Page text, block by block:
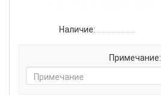
Наличие:
Примечание: